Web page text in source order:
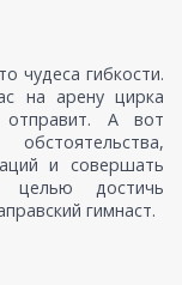
чудеса гибкости.
на арену цирка
отправит. А вот
и совершать
целью достичь
гимнаст.